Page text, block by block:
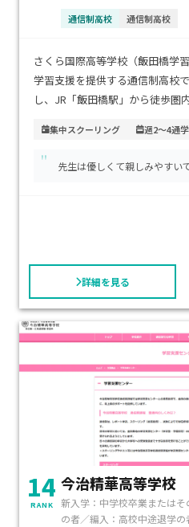
通信制高校 通信制高校
さくら国際高等学校（飯田橋学
学習支援を提供する通信制高校
し、JR「飯田橋駅」から徒歩圏
請求や学校への問い合わせを通
この学校は、不登校経験者や発
要な生徒を支援しており、少人
ースもあり、進学や就職を目指
活動や学校行事も充実しており
を深めることができます。特に
集中スクーリング 週2～4通学
" 先生は優しくて親しみやすいで
詳細を見る
14
RANK
今治精華高等学校
新入学：中学校卒業または
の者／編入：高校中途退学の